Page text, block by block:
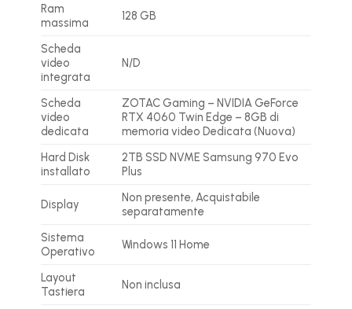
Ram
massima
128 GB
Scheda
video
integrata
N/D
Scheda
video
dedicata
ZOTAC Gaming – NVIDIA GeForce
RTX 4060 Twin Edge – 8GB di
memoria video Dedicata (Nuova)
Hard Disk
installato
2TB SSD NVME Samsung 970 Evo
Plus
Display
Non presente, Acquistabile
separatamente
Sistema
Operativo
Windows 11 Home
Layout
Tastiera
Non inclusa